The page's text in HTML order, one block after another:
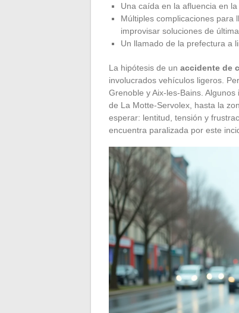
Una caída en la afluencia en
Múltiples complicaciones para
improvisar soluciones de última
Un llamado de la prefectura a
La hipótesis de un accidente de
involucrados vehículos ligeros.
Grenoble y Aix-les-Bains.
de La Motte-Servolex, hasta la
esperar: lentitud, tensión y
encuentra paralizada por este